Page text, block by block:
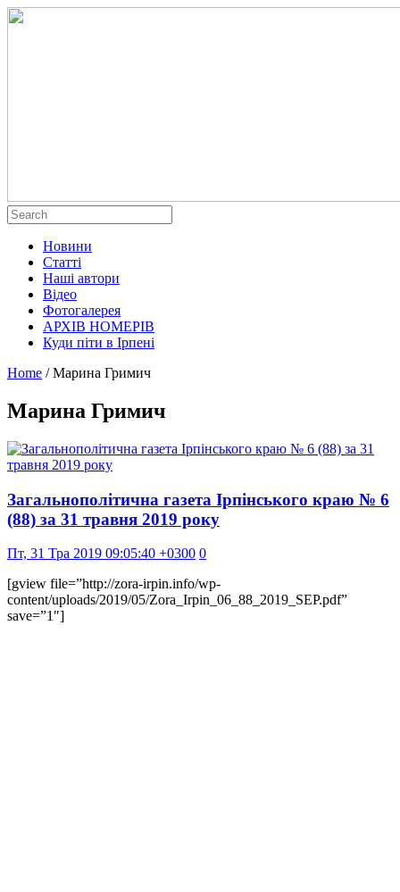
Новини
Статті
Наші автори
Відео
Фотогалерея
АРХІВ НОМЕРІВ
Куди піти в Ірпені
Home / Марина Гримич
Марина Гримич
Загальнополітична газета Ірпінського краю № 6
(88) за 31 травня 2019 року
Пт, 31 Тра 2019 09:05:40 +0300 0
[gview file=”http://zora-irpin.info/wp-
content/uploads/2019/05/Zora_Irpin_06_88_2019_SEP.pdf”
save=”1″]